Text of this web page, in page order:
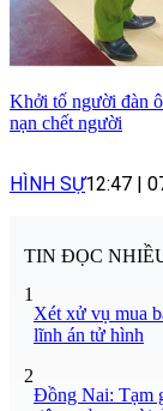
Khởi tố người đàn
nạn chết người
HÌNH SỰ12:47 |
TIN ĐỌC
1
Xét xử vụ mua
lĩnh án tử hình
2
Đồng Nai: Tạm